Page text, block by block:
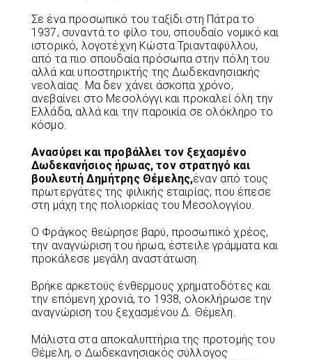
Σε ένα προσωπικό του ταξίδι στη Πάτρα το
1937, συναντά το φίλο του, σπουδαίο νομικό και
ιστορικό, λογοτέχνη Κώστα Τριανταφύλλου,
από τα πιο σπουδαία πρόσωπα στην πόλη του
αλλά και υποστηρικτής της Δωδεκανησιακής
νεολαίας. Μα δεν χάνει άσκοπα χρόνο,
ανεβαίνει στο Μεσολόγγι και προκαλεί όλη την
Ελλάδα, αλλά και την παροικία σε ολόκληρο το
κόσμο.
Ανασύρει και προβάλλει τον ξεχασμένο
Δωδεκανήσιος ήρωας, τον στρατηγό και
βουλευτή Δημήτρης Θέμελης,έναν από τους
πρωτεργάτες της φιλικής εταιρίας, που έπεσε
στη μάχη της πολιορκίας του Μεσολογγίου.
Ο Φράγκος θεώρησε βαρύ, προσωπικό χρέος,
την αναγνώριση του ήρωα, έστειλε γράμματα και
προκάλεσε μεγάλη αναστάτωση.
Βρήκε αρκετούς ένθερμους χρηματοδότες και
την επόμενη χρονιά, το 1938, ολοκλήρωσε την
αναγνώριση του ξεχασμένου Δ. Θέμελη.
Μάλιστα στα αποκαλυπτήρια της προτομής του
Θέμελη, ο Δωδεκανησιακός σύλλογος